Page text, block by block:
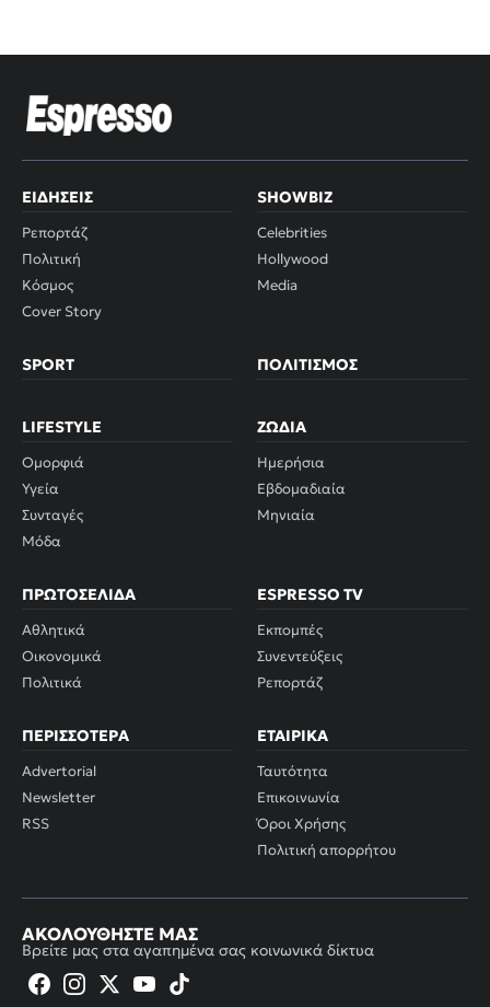
ΕΙΔΉΣΕΙΣ
Ρεπορτάζ
Πολιτική
Κόσμος
Cover Story
SHOWBIZ
Celebrities
Hollywood
Media
SPORT ΠΟΛΙΤΙΣΜΌΣ
LIFESTYLE
Ομορφιά
Υγεία
Συνταγές
Μόδα
ΖΏΔΙΑ
Ημερήσια
Εβδομαδιαία
Μηνιαία
ΠΡΩΤΟΣΈΛΙΔΑ
Αθλητικά
Οικονομικά
Πολιτικά
ESPRESSO TV
Εκπομπές
Συνεντεύξεις
Ρεπορτάζ
ΠΕΡΙΣΣΌΤΕΡΑ
Advertorial
Newsletter
RSS
ΕΤΑΙΡΙΚΆ
Ταυτότητα
Επικοινωνία
Όροι Χρήσης
Πολιτική απορρήτου
ΑΚΟΛΟΥΘΉΣΤΕ ΜΑΣ
Βρείτε μας στα αγαπημένα σας κοινωνικά δίκτυα